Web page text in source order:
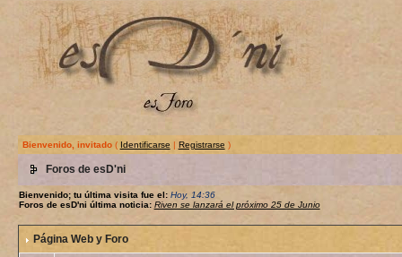
Bienvenido, invitado( Identificarse | Registrarse )
Foros de esD'ni
Bienvenido; tu última visita fue el: Hoy, 14:36
Foros de esD'ni última noticia: Riven se lanzará el próximo 25 de Junio
Página Web y Foro